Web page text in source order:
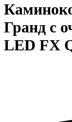
Гранд с
LED FX